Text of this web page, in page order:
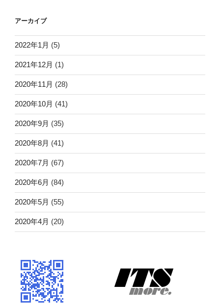
アーカイブ
2022年1月 (5)
2021年12月 (1)
2020年11月 (28)
2020年10月 (41)
2020年9月 (35)
2020年8月 (41)
2020年7月 (67)
2020年6月 (84)
2020年5月 (55)
2020年4月 (20)